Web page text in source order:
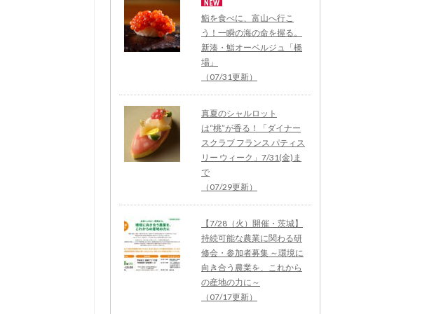
鮨を食べに、富山へ行こ
う！一瞬の海の命を握る。
新湊・鮨オーベルジュ「橋
場」
（07/31更新）
真夏のシャルロット
は“桃”が香る！「ダイナー
スクラブ フランス パティス
リー ウィーク」7/31(金)ま
で
（07/29更新）
【7/28（火）開催・茨城】
持続可能な農業に関わる研
修会・参加者募集 ～環境に
向き合う農業を、これから
の産地の力に～
（07/17更新）